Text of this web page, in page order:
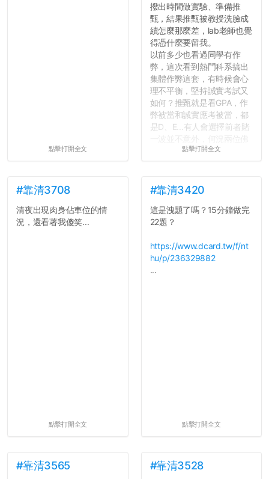
點擊打開全文
撥出時間做實驗、準備推
甄，結果推甄被教授洗臉成
績怎麼那麼差，lab老師也覺
得憑什麼要留我。
以前多少也看過同學有作
弊，這次看到熱門科系搞出
集體作弊這套，有時候會心
理不平衡，堅持誠實考試又
如何？推甄就是看GPA，作
弊被當和誠實應考被當，都
是D、E...有人會選擇前者賭
心教授看起來要輕輕放下
長作弊的風氣。
反正老人我明天就要搬離新
竹，之後如何發展與我無
吧XD，祝學弟妹們修課順利
~~...
點擊打開全文
#靠清3708
清夜出現肉身佔車位的情
況，還看著我傻笑...
點擊打開全文
#靠清3420
這是洩題了嗎？15分鐘做完
22題？
https://www.dcard.tw/f/nt
hu/p/236329882
...
點擊打開全文
#靠清3565 #靠清3528